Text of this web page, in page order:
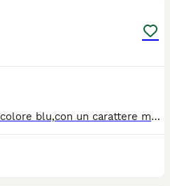
Ultimo cucciolo di British Shorthair colore blu,con un carattere molto affettuoso e dolce. Nato 10/12/2025 Completamente pronto per cambiare la casa (vaccini, microchip, sverminazione) Più info tramite whatsapp 393493636530